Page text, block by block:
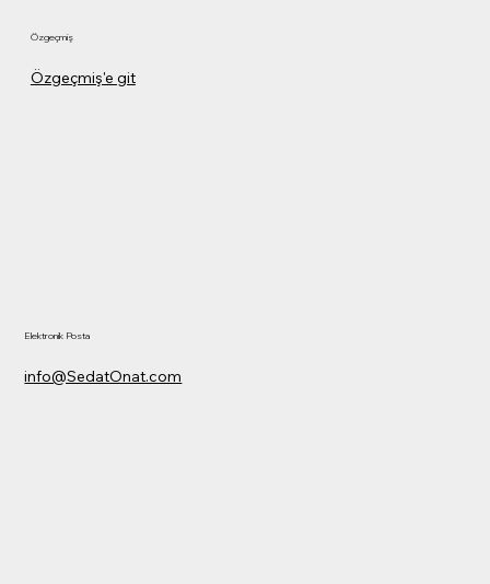
Özgeçmiş
Özgeçmiş'e git
info@SedatOnat.com
Elektronik Posta